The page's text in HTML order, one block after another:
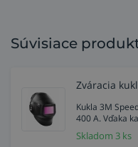
Súvisiace
Zváracia
Kukla 3M
400 A. Vďaka
Skladom 3 ks